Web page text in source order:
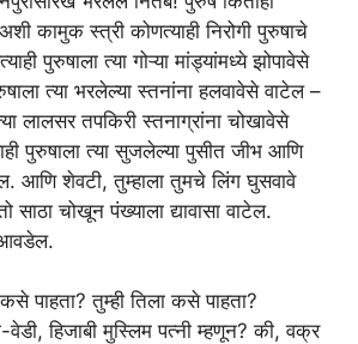
कामुक स्त्री कोणत्याही निरोगी पुरुषाचे
पुरुषाला त्या गोऱ्या मांड्यांमध्ये झोपावेसे
त्या भरलेल्या स्तनांना हलवावेसे वाटेल –
लालसर तपकिरी स्तनाग्रांना चोखावेसे
पुरुषाला त्या सुजलेल्या पुसीत जीभ आणि
आणि शेवटी, तुम्हाला तुमचे लिंग घुसवावे
साठा चोखून पंख्याला द्यावासा वाटेल.
आवडेल.
पाहता? तुम्ही तिला कसे पाहता?
वेडी, हिजाबी मुस्लिम पत्नी म्हणून? की, वक्र